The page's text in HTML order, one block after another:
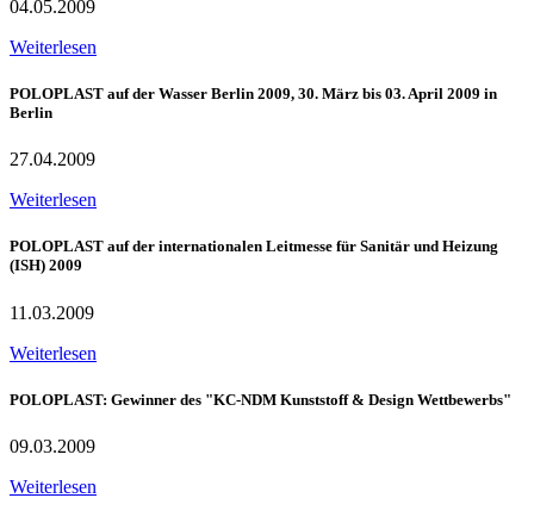
04.05.2009
Weiterlesen
POLOPLAST auf der Wasser Berlin 2009, 30. März bis 03. April 2009 in
Berlin
27.04.2009
Weiterlesen
POLOPLAST auf der internationalen Leitmesse für Sanitär und Heizung
(ISH) 2009
11.03.2009
Weiterlesen
POLOPLAST: Gewinner des "KC-NDM Kunststoff & Design Wettbewerbs"
09.03.2009
Weiterlesen